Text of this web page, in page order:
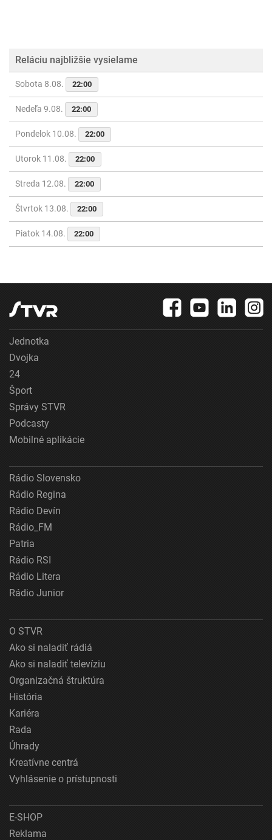
Reláciu najbližšie vysielame
Sobota 8.08. 22:00
Nedeľa 9.08. 22:00
Pondelok 10.08. 22:00
Utorok 11.08. 22:00
Streda 12.08. 22:00
Štvrtok 13.08. 22:00
Piatok 14.08. 22:00
Jednotka
Dvojka
24
Šport
Správy STVR
Podcasty
Mobilné aplikácie
Rádio Slovensko
Rádio Regina
Rádio Devín
Rádio_FM
Patria
Rádio RSI
Rádio Litera
Rádio Junior
O STVR
Ako si naladiť rádiá
Ako si naladiť televíziu
Organizačná štruktúra
História
Kariéra
Rada
Úhrady
Kreatívne centrá
Vyhlásenie o prístupnosti
E-SHOP
Reklama